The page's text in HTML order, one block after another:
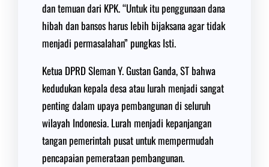
dan temuan dari KPK. “Untuk itu penggunaan dana
hibah dan bansos harus lebih bijaksana agar tidak
menjadi permasalahan” pungkas Isti.
Ketua DPRD Sleman Y. Gustan Ganda, ST bahwa
kedudukan kepala desa atau lurah menjadi sangat
penting dalam upaya pembangunan di seluruh
wilayah Indonesia. Lurah menjadi kepanjangan
tangan pemerintah pusat untuk mempermudah
pencapaian pemerataan pembangunan.